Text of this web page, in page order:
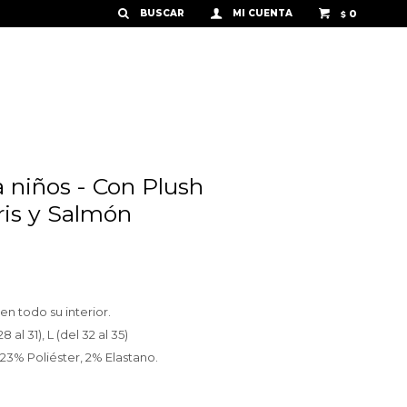
$ 0
niños - Con Plush
y Salmón
todo su interior.
al 31), L (del 32 al 35)
Poliéster, 2% Elastano.